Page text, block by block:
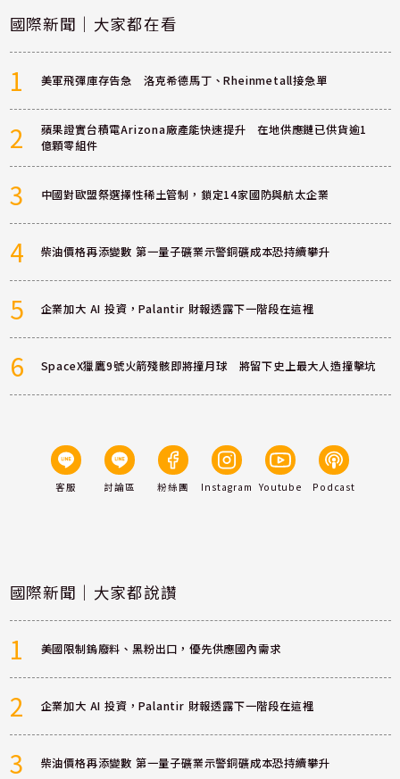
國際新聞｜大家都在看
1 美軍飛彈庫存告急 洛克希德馬丁、Rheinmetall接急單
2
蘋果證實台積電Arizona廠產能快速提升 在地供應鏈已供貨逾1
億顆零組件
3 中國對歐盟祭選擇性稀土管制，鎖定14家國防與航太企業
4 柴油價格再添變數 第一量子礦業示警銅礦成本恐持續攀升
5 企業加大 AI 投資，Palantir 財報透露下一階段在這裡
6 SpaceX獵鷹9號火箭殘骸即將撞月球 將留下史上最大人造撞擊坑
客服 討論區 粉絲團 Instagram Youtube Podcast
國際新聞｜大家都說讚
1 美國限制鎢廢料、黑粉出口，優先供應國內需求
2 企業加大 AI 投資，Palantir 財報透露下一階段在這裡
3 柴油價格再添變數 第一量子礦業示警銅礦成本恐持續攀升